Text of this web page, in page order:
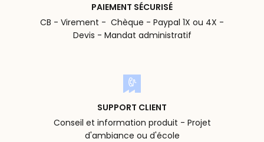
PAIEMENT SÉCURISÉ
CB - Virement - Chèque - Paypal 1X ou 4X -
Devis - Mandat administratif
SUPPORT CLIENT
Conseil et information produit - Projet
d'ambiance ou d'école